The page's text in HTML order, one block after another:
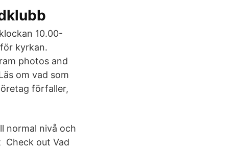
10.00-
kyrkan.
photos and
om vad som
förfaller,
normal nivå och
Check out Vad